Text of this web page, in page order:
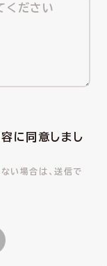
に同意しまし
い場合は、送信で